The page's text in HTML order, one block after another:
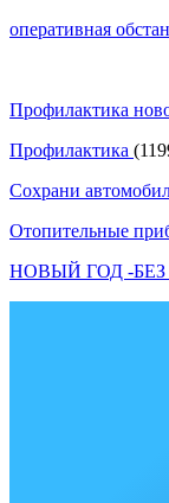
оперативная
Профилактика
Профилактика
Сохрани
Отопительные
НОВЫЙ ГОД -